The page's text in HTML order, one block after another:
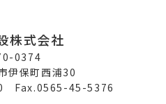
株式会社
0374
伊保町西浦30
Fax.0565-45-5376